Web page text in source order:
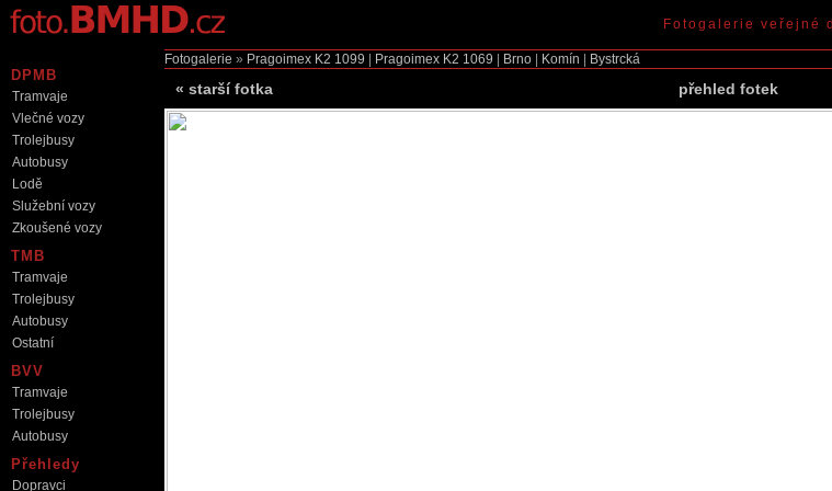
Fotogalerie » Pragoimex K2 1099 Pragoimex K2 1069 Brno Komín Bystrcká
« starší fotka přehled fotek
DPMB
Tramvaje
Vlečné vozy
Trolejbusy
Autobusy
Lodě
Služební vozy
Zkoušené vozy
TMB
Tramvaje
Trolejbusy
Autobusy
Ostatní
BVV
Tramvaje
Trolejbusy
Autobusy
Přehledy
Dopravci
Fotogalerie veřejné